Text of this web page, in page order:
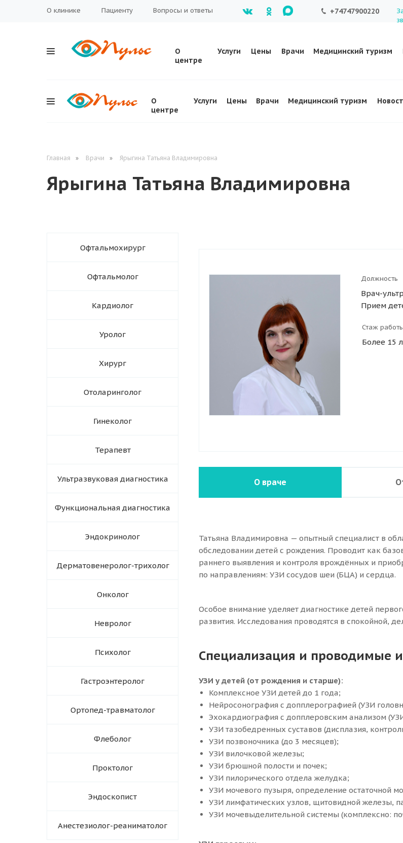
О клинике Пациенту Вопросы и ответы +74747900220
О
центре
Услуги Цены Врачи Медицинский туризм
О
центре
Услуги Цены Врачи Медицинский туризм
Главная » Врачи » Ярыгина Татьяна Владимировна
Ярыгина Татьяна Владимировна
Офтальмохирург
Эндокринолог
Офтальмолог
Дерматовенеролог-трихолог
Кардиолог
Онколог
Уролог
Невролог
Хирург
Психолог
Отоларинголог
Гастроэнтеролог
Гинеколог
Ортопед-травматолог
Терапевт
Флеболог
Ультразвуковая диагностика
Проктолог
Функциональная диагностика
Эндоскопист
Анестезиолог-реаниматолог
Должность
Врач-
Прием
Стаж
Более 15
О враче
Татьяна Владимировна — опытный специалист в
обследовании детей с рождения. Проводит как
раннего выявления и контроля врождённых и
по направлениям: УЗИ сосудов шеи (БЦА) и сердца.
Особое внимание уделяет диагностике детей
развития. Исследования проводятся в спокойной,
Специализация и проводимые
УЗИ у детей (от рождения и старше):
Комплексное УЗИ детей до 1 года;
Нейросонография с допплерографией (УЗИ
Эхокардиография с допплеровским анализом
УЗИ тазобедренных суставов (дисплазия,
УЗИ позвоночника (до 3 месяцев);
УЗИ вилочковой железы;
УЗИ брюшной полости и почек;
УЗИ пилорического отдела желудка;
УЗИ мочевого пузыря, определение остаточной
УЗИ лимфатических узлов, щитовидной железы,
УЗИ мочевыделительной системы (комплексно: